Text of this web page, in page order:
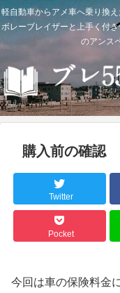
軽自動車からアメ車へ乗り換
ボレーブレイザーと上手く付
のアンス
購入前の確認
Twitter
Pocket
今回は車の保険料金